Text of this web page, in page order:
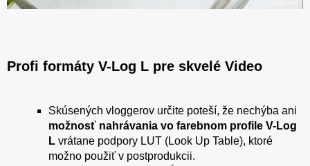
Profi formáty V-Log L pre skvelé Video
Skúsených vloggerov určite poteší, že nechýba ani
možnosť nahrávania vo farebnom profile V-Log
L vrátane podpory LUT (Look Up Table), ktoré
možno použiť v postprodukcii.